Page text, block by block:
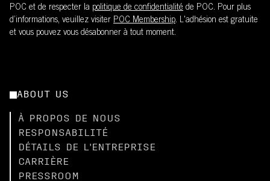
POC et de respecter la politique de confidentialité de POC. Pour plus
d’informations, veuillez visiter POC Membership. L'adhésion est gratuite
et vous pouvez vous désabonner à tout moment.
ABOUT US
À PROPOS DE NOUS
RESPONSABILITÉ
DÉTAILS DE L'ENTREPRISE
CARRIÈRE
PRESSROOM